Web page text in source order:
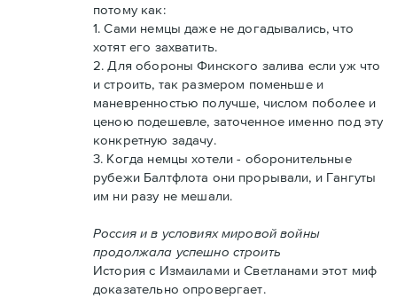
потому как:
1. Сами немцы даже не догадывались, что
хотят его захватить.
2. Для обороны Финского залива если уж что
и строить, так размером поменьше и
маневренностью получше, числом поболее и
ценою подешевле, заточенное именно под эту
конкретную задачу.
3. Когда немцы хотели - оборонительные
рубежи Балтфлота они прорывали, и Гангуты
им ни разу не мешали.
Россия и в условиях мировой войны
продолжала успешно строить
История с Измаилами и Светланами этот миф
доказательно опровергает.